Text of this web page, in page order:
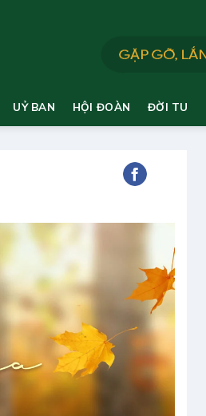
UỶ BAN HỘI ĐOÀN ĐỜI TU